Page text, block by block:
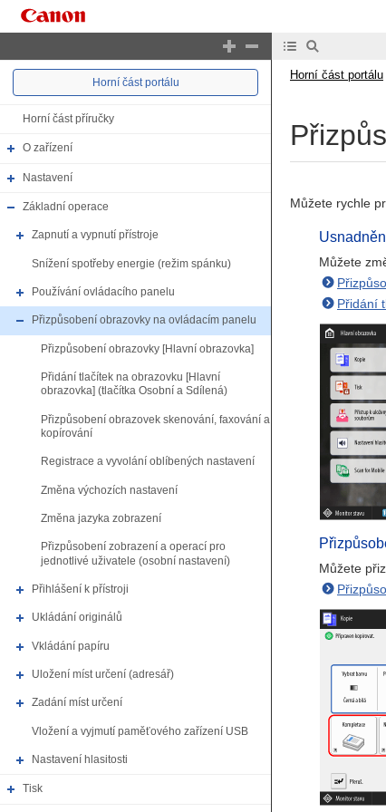
Horní část portálu
Horní část příručky
O zařízení
Nastavení
Základní operace
Zapnutí a vypnutí přístroje
Snížení spotřeby energie (režim spánku)
Používání ovládacího panelu
Přizpůsobení obrazovky na ovládacím panelu
Přizpůsobení obrazovky [Hlavní obrazovka]
Přidání tlačítek na obrazovku [Hlavní
obrazovka] (tlačítka Osobní a Sdílená)
Přizpůsobení obrazovek skenování, faxování a
kopírování
Registrace a vyvolání oblíbených nastavení
Změna výchozích nastavení
Změna jazyka zobrazení
Přizpůsobení zobrazení a operací pro
jednotlivé uživatele (osobní nastavení)
Přihlášení k přístroji
Ukládání originálů
Vkládání papíru
Uložení míst určení (adresář)
Zadání míst určení
Vložení a vyjmutí paměťového zařízení USB
Nastavení hlasitosti
Tisk
Horní část portálu
Můžete rychle
Můžete
Přidání
Můžete